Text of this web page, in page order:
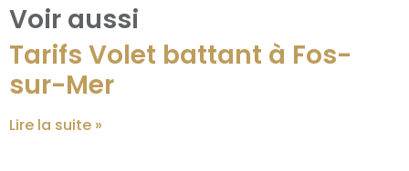
Voir aussi
Tarifs Volet battant à Fos-
sur-Mer
Lire la suite »